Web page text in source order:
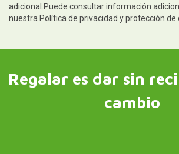
adicional.Puede consultar información
nuestra Política de privacidad y protección de
Regalar es dar sin
cambio